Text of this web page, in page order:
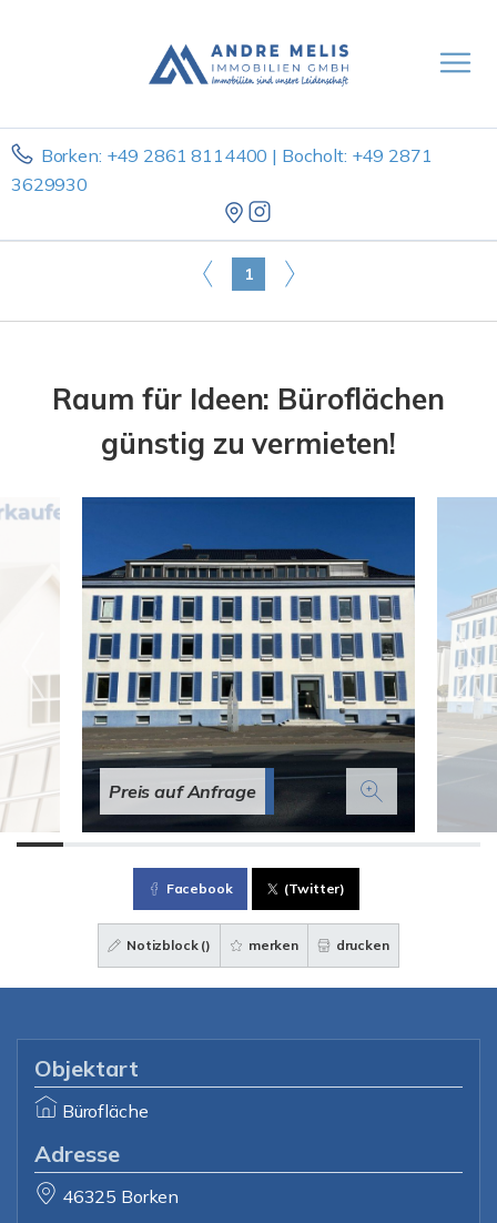
Borken: +49 2861 8114400 | Bocholt: +49 2871
3629930
1
Raum für Ideen: Büroflächen
günstig zu vermieten!
Preis auf Anfrage
Facebook (Twitter)
Notizblock () merken drucken
Objektart
Bürofläche
Adresse
46325 Borken